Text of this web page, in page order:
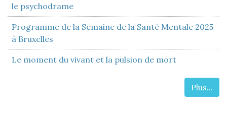
le psychodrame
Programme de la Semaine de la Santé Mentale 2025
à Bruxelles
Le moment du vivant et la pulsion de mort
Plus...